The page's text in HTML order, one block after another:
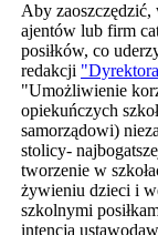
Aby zaoszczędzić,
ajentów lub firm
posiłków, co
redakcji
"Umożliwienie
opiekuńczych
samorządowi)
stolicy-
tworzenie w
żywieniu dzieci i
szkolnymi
intencją